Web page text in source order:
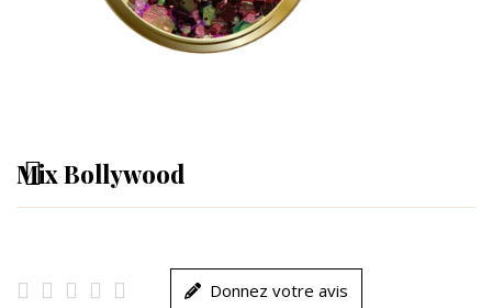
Mix Bollywood
     Donnez votre avis